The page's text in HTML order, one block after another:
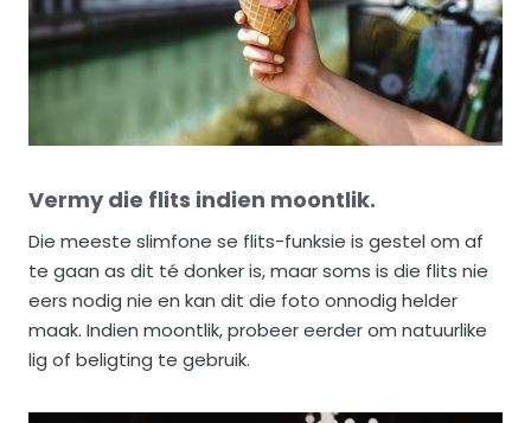
Vermy die flits indien moontlik.
Die meeste slimfone se flits-funksie is gestel om af
te gaan as dit té donker is, maar soms is die flits nie
eers nodig nie en kan dit die foto onnodig helder
maak. Indien moontlik, probeer eerder om natuurlike
lig of beligting te gebruik.